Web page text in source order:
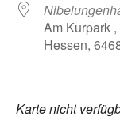
Am Kurpark
Hessen,
Karte nicht